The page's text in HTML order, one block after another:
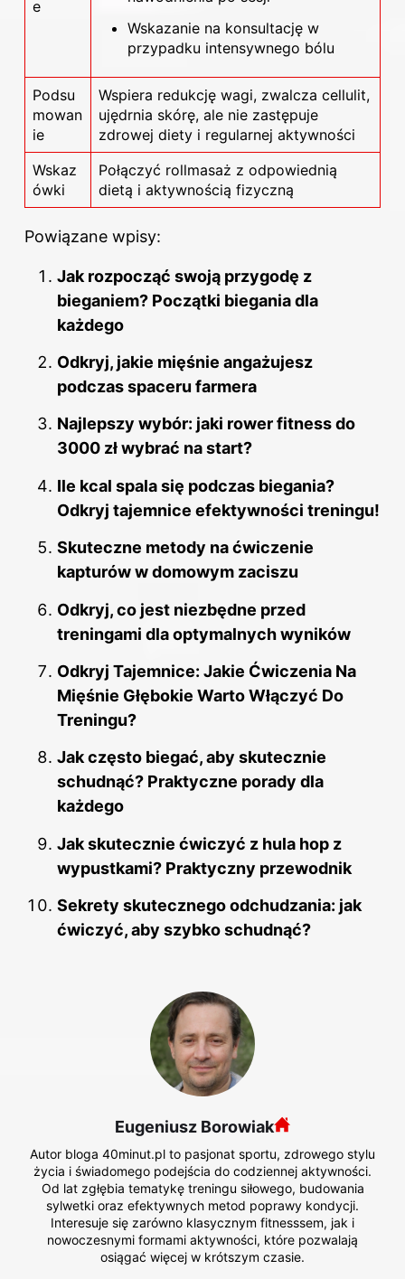
e
Wskazanie na konsultację w
przypadku intensywnego bólu
Podsu
mowan
ie
Wspiera redukcję wagi, zwalcza cellulit,
ujędrnia skórę, ale nie zastępuje
zdrowej diety i regularnej aktywności
Wskaz
ówki
Połączyć rollmasaż z odpowiednią
dietą i aktywnością fizyczną
Powiązane wpisy:
Jak rozpocząć swoją przygodę z
bieganiem? Początki biegania dla
każdego
Odkryj, jakie mięśnie angażujesz
podczas spaceru farmera
Najlepszy wybór: jaki rower fitness do
3000 zł wybrać na start?
Ile kcal spala się podczas biegania?
Odkryj tajemnice efektywności treningu!
Skuteczne metody na ćwiczenie
kapturów w domowym zaciszu
Odkryj, co jest niezbędne przed
treningami dla optymalnych wyników
Odkryj Tajemnice: Jakie Ćwiczenia Na
Mięśnie Głębokie Warto Włączyć Do
Treningu?
Jak często biegać, aby skutecznie
schudnąć? Praktyczne porady dla
każdego
Jak skutecznie ćwiczyć z hula hop z
wypustkami? Praktyczny przewodnik
Sekrety skutecznego odchudzania: jak
ćwiczyć, aby szybko schudnąć?
Eugeniusz Borowiak
Autor bloga 40minut.pl to pasjonat sportu, zdrowego stylu
życia i świadomego podejścia do codziennej aktywności.
Od lat zgłębia tematykę treningu siłowego, budowania
sylwetki oraz efektywnych metod poprawy kondycji.
Interesuje się zarówno klasycznym fitnesssem, jak i
nowoczesnymi formami aktywności, które pozwalają
osiągać więcej w krótszym czasie.